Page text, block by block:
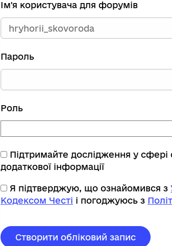
Ім'я користувача для форумів
Пароль
Роль
Підтримайте дослідження у
додаткової інформації
Я підтверджую, що ознайомився з
Кодексом Честі і погоджуюсь з
Створити обліковий запис